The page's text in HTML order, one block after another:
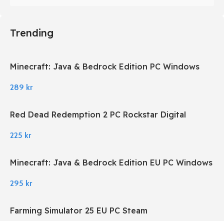
Trending
Minecraft: Java & Bedrock Edition PC Windows
289 kr
Red Dead Redemption 2 PC Rockstar Digital
225 kr
Minecraft: Java & Bedrock Edition EU PC Windows
295 kr
Farming Simulator 25 EU PC Steam